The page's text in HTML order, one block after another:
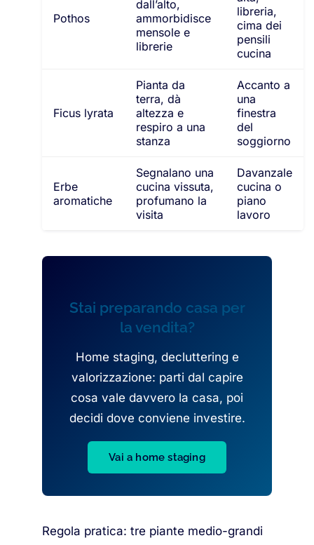
Pothos
dall’alto,
ammorbidisce
mensole e
librerie
libreria,
cima dei
pensili
cucina
Ficus lyrata
Pianta da
terra, dà
altezza e
respiro a una
stanza
Accanto a
una
finestra
del
soggiorno
Erbe
aromatiche
Segnalano una
cucina vissuta,
profumano la
visita
Davanzale
cucina o
piano
lavoro
Stai preparando casa per
la vendita?
Home staging, decluttering e
valorizzazione: parti dal capire
cosa vale davvero la casa, poi
decidi dove conviene investire.
Vai a home staging
Regola pratica: tre piante medio-grandi